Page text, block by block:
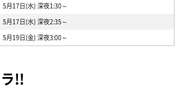
5月17日(水) 深夜1:30～
5月17日(水) 深夜2:35～
5月19日(金) 深夜3:00～
!!